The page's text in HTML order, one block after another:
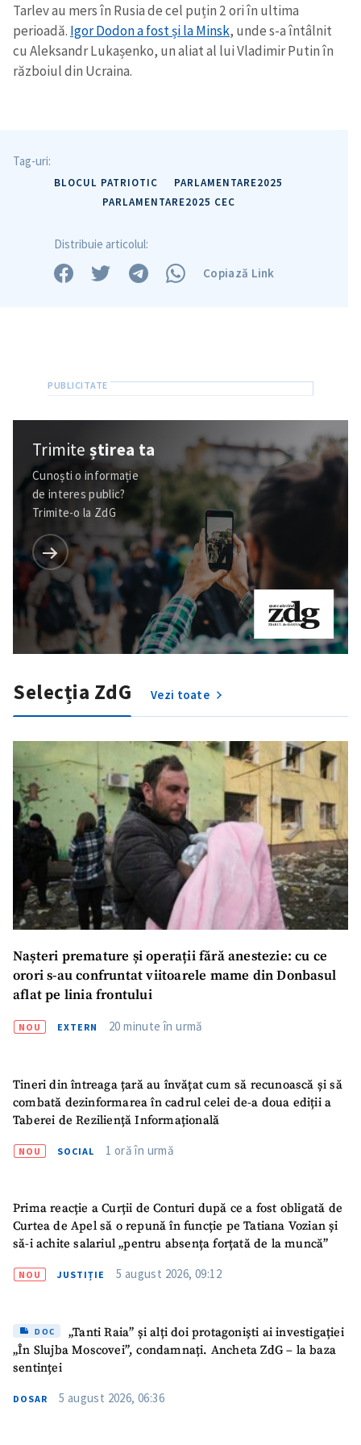
Trimite o informație
Tarlev au mers în Rusia de cel puțin 2 ori în ultima
perioadă. Igor Dodon a fost și la Minsk, unde s-a întâlnit
cu Aleksandr Lukașenko, un aliat al lui Vladimir Putin în
războiul din Ucraina.
Tag-uri:
BLOCUL PATRIOTIC
PARLAMENTARE2025
PARLAMENTARE2025 CEC
Distribuie articolul:
Copiază Link
Trimiteștirea ta
Cunoști o informație
de interes public?
Trimite-o la ZdG
Selecția ZdG Vezi toate
Nașteri premature și operații fără anestezie: cu ce
orori s-au confruntat viitoarele mame din Donbasul
aflat pe linia frontului
NOU EXTERN 20 minute în urmă
Tineri din întreaga țară au învățat cum să recunoască și să
combată dezinformarea în cadrul celei de-a doua ediții a
Taberei de Reziliență Informațională
NOU SOCIAL 1 oră în urmă
Prima reacție a Curții de Conturi după ce a fost obligată de
Curtea de Apel să o repună în funcție pe Tatiana Vozian și
să-i achite salariul „pentru absența forțată de la muncă”
NOU JUSTIȚIE 5 august 2026, 09:12
DOC
„Tanti Raia” și alți doi protagoniști ai investigației
„În Slujba Moscovei”, condamnați. Ancheta ZdG – la baza
sentinței
DOSAR 5 august 2026, 06:36
ȘTIREA MEA
Titlu știre
+ Adaugă titlu
Link media+ Link media